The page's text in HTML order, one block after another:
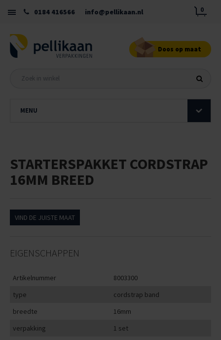
0184 416566 info@pellikaan.nl 0
Doos op maat
MENU
STARTERSPAKKET CORDSTRAP
16MM BREED
VIND DE JUISTE MAAT
EIGENSCHAPPEN
Artikelnummer
8003300
type
cordstrap band
breedte
16mm
verpakking
1 set